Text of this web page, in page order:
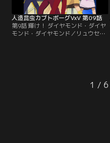
ウセイは試合での精彩を欠く。【提
供：バンダイチャンネル】
人造昆虫カブトボーグVxV 第09話
第9話 輝け！ ダイヤモンド・ダイヤ
モンド・ダイヤモンド／リュウセイ
主婦の溜り場「ボーセン」に乗り込
みそこのボスとして君臨する石田の
1